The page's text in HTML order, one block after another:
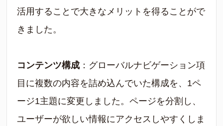
活用することで大きなメリットを得ることがで
きました。
コンテンツ構成 ：グローバルナビゲーション項
目に複数の内容を詰め込んでいた構成を、1ペ
ージ1主題に変更しました。ページを分割し、
ユーザーが欲しい情報にアクセスしやすくしま